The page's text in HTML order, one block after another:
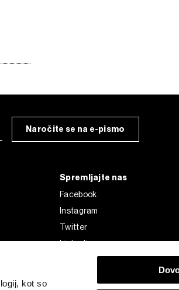
kot so
Naročite se na e-pismo
Spremljajte nas
Facebook
Instagram
Twitter
Linkedin